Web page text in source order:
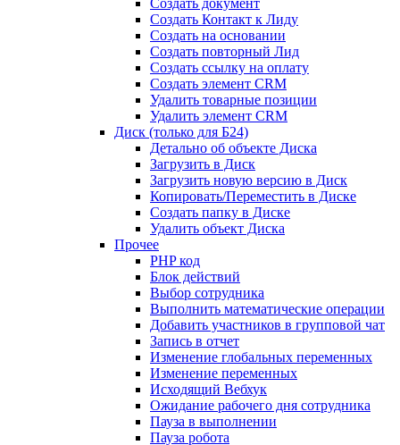
Создать документ
Создать Контакт к Лиду
Создать на основании
Создать повторный Лид
Создать ссылку на оплату
Создать элемент CRM
Удалить товарные позиции
Удалить элемент CRM
Диск (только для Б24)
Детально об объекте Диска
Загрузить в Диск
Загрузить новую версию в Диск
Копировать/Переместить в Диске
Создать папку в Диске
Удалить объект Диска
Прочее
PHP код
Блок действий
Выбор сотрудника
Выполнить математические операции
Добавить участников в групповой чат
Запись в отчет
Изменение глобальных переменных
Изменение переменных
Исходящий Вебхук
Ожидание рабочего дня сотрудника
Пауза в выполнении
Пауза робота